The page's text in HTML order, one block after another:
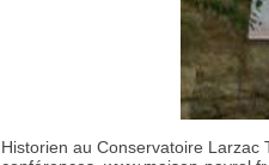
Historien au Conservatoire Larzac